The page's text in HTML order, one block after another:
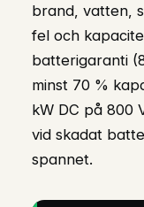
brand, vatten,
fel och
batterigaranti
minst 70 %
kW DC på 800
vid skadat
spannet.